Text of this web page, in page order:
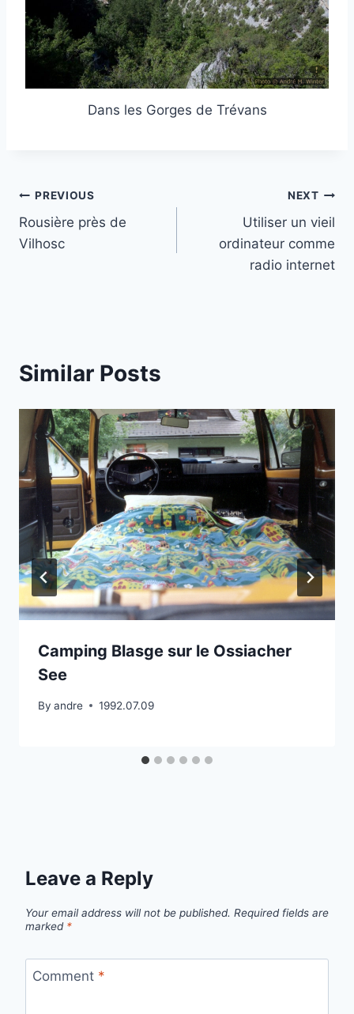
Dans les Gorges de Trévans
Post
navigation
PREVIOUS
Rousière près de
Vilhosc
NEXT
Utiliser un vieil
ordinateur comme
radio internet
Similar Posts
Camping Blasge sur le Ossiacher
See
By andre 1992.07.09
Leave a Reply
Your email address will not be published. Required fields are
marked *
Comment *